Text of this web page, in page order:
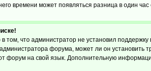
времени может появляться разница в один
в том, что администратор не установил
форума, может ли он установить
форум на свой язык. Дополнительную